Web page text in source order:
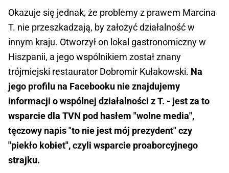
Okazuje się jednak, że problemy z prawem Marcina
T. nie przeszkadzają, by założyć działalność w
innym kraju. Otworzył on lokal gastronomiczny w
Hiszpanii, a jego wspólnikiem został znany
trójmiejski restaurator Dobromir Kułakowski. Na
jego profilu na Facebooku nie znajdujemy
informacji o wspólnej działalności z T. - jest za to
wsparcie dla TVN pod hasłem "wolne media",
tęczowy napis "to nie jest mój prezydent" czy
"piekło kobiet", czyli wsparcie proaborcyjnego
strajku.